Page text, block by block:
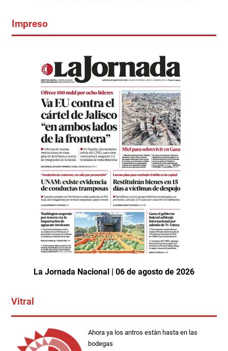
Impreso
La Jornada Nacional | 06 de agosto de 2026
Vitral
Ahora ya los antros estàn hasta en las
bodegas